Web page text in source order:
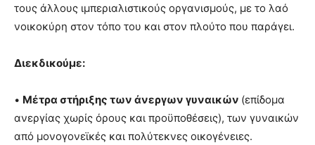
τους άλλους ιμπεριαλιστικούς οργανισμούς, με το λαό
νοικοκύρη στον τόπο του και στον πλούτο που παράγει.
Διεκδικούμε:
• Μέτρα στήριξης των άνεργων γυναικών (επίδομα
ανεργίας χωρίς όρους και προϋποθέσεις), των γυναικών
από μονογονεϊκές και πολύτεκνες οικογένειες.